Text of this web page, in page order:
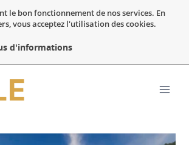
le bon fonctionnement de nos services. En
vous acceptez l'utilisation des cookies.
d'informations